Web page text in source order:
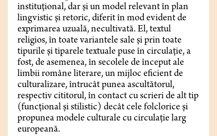
instituțional, dar și un model relevant în plan
lingvistic și retoric, diferit în mod evident de
exprimarea uzuală, necultivată. El, textul
religios, în toate variantele sale și prin toate
tipurile și tiparele textuale puse în circulație, a
fost, de asemenea, în secolele de început ale
limbii române literare, un mijloc eficient de
culturalizare, întrucât punea ascultătorul,
respectiv cititorul, în contact cu scrieri de alt tip
(funcțional și stilistic) decât cele folclorice și
propunea modele culturale cu circulație larg
europeană.